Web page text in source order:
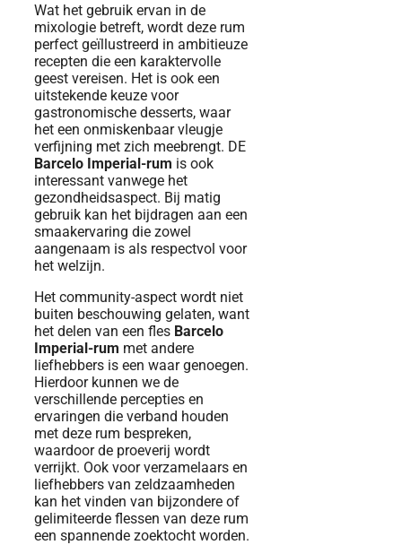
Wat het gebruik ervan in de
mixologie betreft, wordt deze rum
perfect geïllustreerd in ambitieuze
recepten die een karaktervolle
geest vereisen. Het is ook een
uitstekende keuze voor
gastronomische desserts, waar
het een onmiskenbaar vleugje
verfijning met zich meebrengt. DE
Barcelo Imperial-rum is ook
interessant vanwege het
gezondheidsaspect. Bij matig
gebruik kan het bijdragen aan een
smaakervaring die zowel
aangenaam is als respectvol voor
het welzijn.
Het community-aspect wordt niet
buiten beschouwing gelaten, want
het delen van een fles Barcelo
Imperial-rum met andere
liefhebbers is een waar genoegen.
Hierdoor kunnen we de
verschillende percepties en
ervaringen die verband houden
met deze rum bespreken,
waardoor de proeverij wordt
verrijkt. Ook voor verzamelaars en
liefhebbers van zeldzaamheden
kan het vinden van bijzondere of
gelimiteerde flessen van deze rum
een ​​spannende zoektocht worden.